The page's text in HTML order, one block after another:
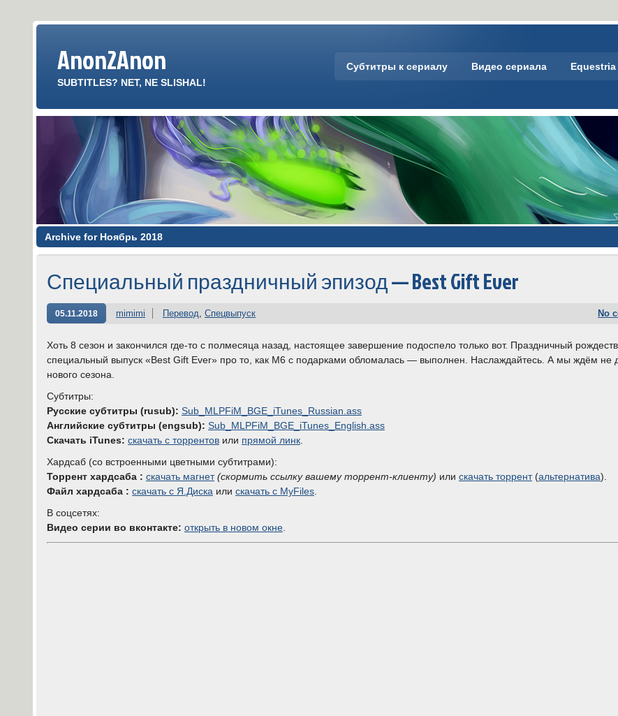
Anon2Anon
SUBTITLES? NET, NE SLISHAL!
Субтитры к сериалу Видео сериала Equestria
Archive for Ноябрь 2018
Специальный праздничный эпизод — Best Gift Ever
05.11.2018 mimimi Перевод, Спецвыпуск No
Хоть 8 сезон и закончился где-то с полмесяца назад, настоящее завершение подоспело только вот. Праздничный
специальный выпуск «Best Gift Ever» про то, как М6 с подарками обломалась — выполнен. Наслаждайтесь. А мы ждём не
нового сезона.
Субтитры:
Русские субтитры (rusub): Sub_MLPFiM_BGE_iTunes_Russian.ass
Английские субтитры (engsub): Sub_MLPFiM_BGE_iTunes_English.ass
Скачать iTunes: скачать с торрентов или прямой линк
Хардсаб (со встроенными цветными субтитрами):
Торрент хардсаба : скачать магнет (скормить ссылку вашему торрент-клиенту) или скачать торрент(альтернатива).
Файл хардсаба : скачать с Я.Диска или скачать с MyFiles
В соцсетях:
Видео серии во вконтакте: открыть в новом окне